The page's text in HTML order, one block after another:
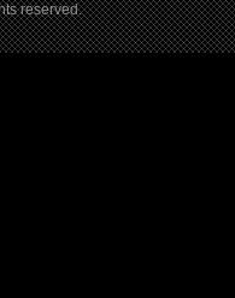
reserved.